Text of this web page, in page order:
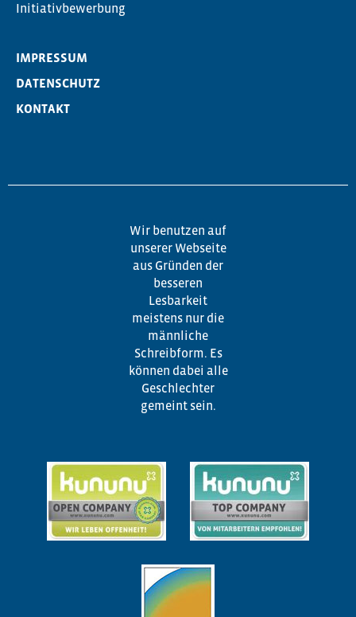
Initiativbewerbung
IMPRESSUM
DATENSCHUTZ
KONTAKT
Wir benutzen auf
unserer Webseite
aus Gründen der
besseren
Lesbarkeit
meistens nur die
männliche
Schreibform. Es
können dabei alle
Geschlechter
gemeint sein.